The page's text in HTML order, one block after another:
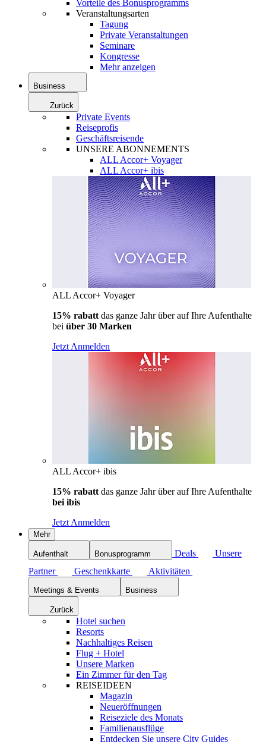
Vorteile des Bonusprogramms
Veranstaltungsarten
Tagung
Private Veranstaltungen
Seminare
Kongresse
Mehr anzeigen
Business
Zurück
Private Events
Reiseprofis
Geschäftsreisende
UNSERE ABONNEMENTS
ALL Accor+ Voyager
ALL Accor+ ibis
ALL Accor+ Voyager
15% rabatt das ganze Jahr über auf Ihre Aufenthalte
bei über 30 Marken
Jetzt Anmelden
ALL Accor+ ibis
15% rabatt das ganze Jahr über auf Ihre Aufenthalte
bei ibis
Jetzt Anmelden
Mehr
Aufenthalt Bonusprogramm Deals
Unsere
Partner
Geschenkkarte Aktivitäten
Meetings & Events Business
Zurück
Hotel suchen
Resorts
Nachhaltiges Reisen
Flug + Hotel
Unsere Marken
Ein Zimmer für den Tag
REISEIDEEN
Magazin
Neueröffnungen
Reiseziele des Monats
Familienausflüge
Entdecken Sie unsere City Guides